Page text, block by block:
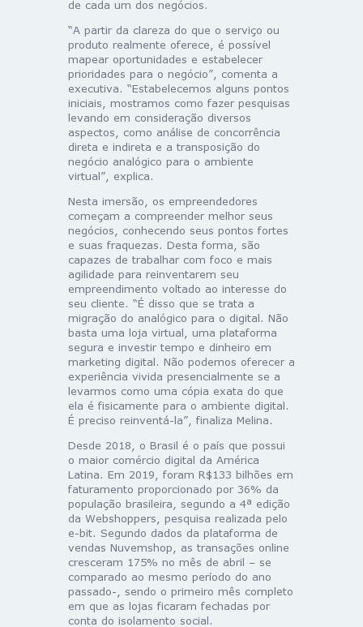
de cada um dos negócios.
“A partir da clareza do que o serviço ou
produto realmente oferece, é possível
mapear oportunidades e estabelecer
prioridades para o negócio”, comenta a
executiva. “Estabelecemos alguns pontos
iniciais, mostramos como fazer pesquisas
levando em consideração diversos
aspectos, como análise de concorrência
direta e indireta e a transposição do
negócio analógico para o ambiente
virtual”, explica.
Nesta imersão, os empreendedores
começam a compreender melhor seus
negócios, conhecendo seus pontos fortes
e suas fraquezas. Desta forma, são
capazes de trabalhar com foco e mais
agilidade para reinventarem seu
empreendimento voltado ao interesse do
seu cliente. “É disso que se trata a
migração do analógico para o digital. Não
basta uma loja virtual, uma plataforma
segura e investir tempo e dinheiro em
marketing digital. Não podemos oferecer a
experiência vivida presencialmente se a
levarmos como uma cópia exata do que
ela é fisicamente para o ambiente digital.
É preciso reinventá-la”, finaliza Melina.
Desde 2018, o Brasil é o país que possui
o maior comércio digital da América
Latina. Em 2019, foram R$133 bilhões em
faturamento proporcionado por 36% da
população brasileira, segundo a 4ª edição
da Webshoppers, pesquisa realizada pelo
e-bit. Segundo dados da plataforma de
vendas Nuvemshop, as transações online
cresceram 175% no mês de abril – se
comparado ao mesmo período do ano
passado-, sendo o primeiro mês completo
em que as lojas ficaram fechadas por
conta do isolamento social.